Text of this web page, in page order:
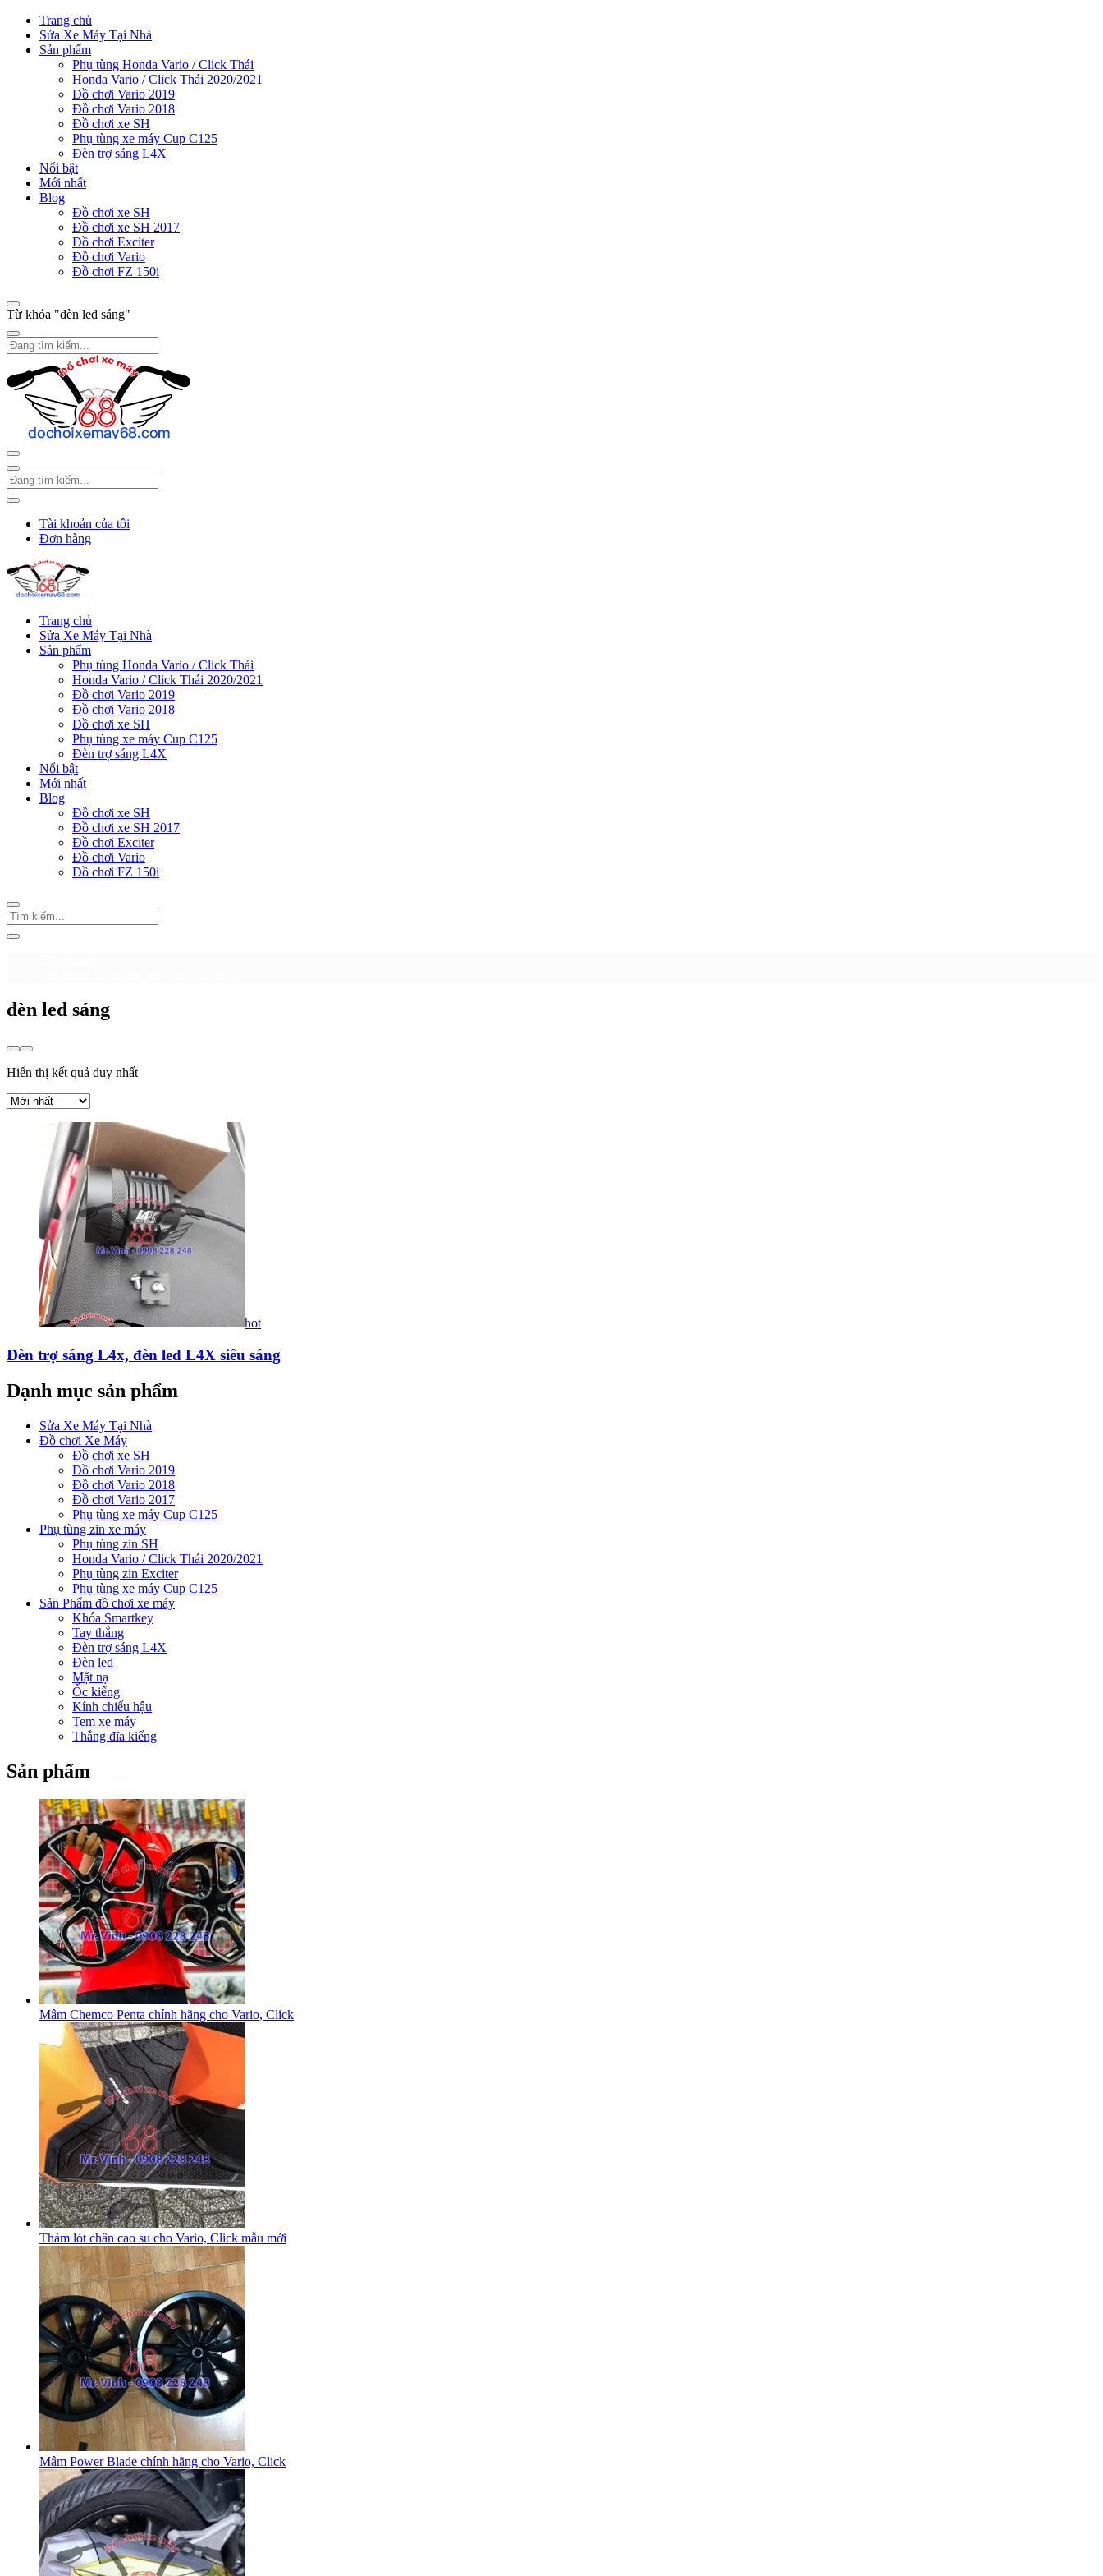
Trang chủ
Sửa Xe Máy Tại Nhà
Sản phẩm
Phụ tùng Honda Vario / Click Thái
Honda Vario / Click Thái 2020/2021
Đồ chơi Vario 2019
Đồ chơi Vario 2018
Đồ chơi xe SH
Phụ tùng xe máy Cup C125
Đèn trợ sáng L4X
Nổi bật
Mới nhất
Blog
Đồ chơi xe SH
Đồ chơi xe SH 2017
Đồ chơi Exciter
Đồ chơi Vario
Đồ chơi FZ 150i
Từ khóa "đèn led sáng"
Tài khoản của tôi
Đơn hàng
Trang chủ
Sửa Xe Máy Tại Nhà
Sản phẩm
Phụ tùng Honda Vario / Click Thái
Honda Vario / Click Thái 2020/2021
Đồ chơi Vario 2019
Đồ chơi Vario 2018
Đồ chơi xe SH
Phụ tùng xe máy Cup C125
Đèn trợ sáng L4X
Nổi bật
Mới nhất
Blog
Đồ chơi xe SH
Đồ chơi xe SH 2017
Đồ chơi Exciter
Đồ chơi Vario
Đồ chơi FZ 150i
đèn led sáng
Hiển thị kết quả duy nhất
hot
Đèn trợ sáng L4x, đèn led L4X siêu sáng
Dạnh mục sản phẩm
Sửa Xe Máy Tại Nhà
Đồ chơi Xe Máy
Đồ chơi xe SH
Đồ chơi Vario 2019
Đồ chơi Vario 2018
Đồ chơi Vario 2017
Phụ tùng xe máy Cup C125
Phụ tùng zin xe máy
Phụ tùng zin SH
Honda Vario / Click Thái 2020/2021
Phụ tùng zin Exciter
Phụ tùng xe máy Cup C125
Sản Phẩm đồ chơi xe máy
Khóa Smartkey
Tay thắng
Đèn trợ sáng L4X
Đèn led
Mặt nạ
Ốc kiểng
Kính chiếu hậu
Tem xe máy
Thắng đĩa kiểng
Sản phẩm
Mâm Chemco Penta chính hãng cho Vario, Click
Thảm lót chân cao su cho Vario, Click mẫu mới
Mâm Power Blade chính hãng cho Vario, Click